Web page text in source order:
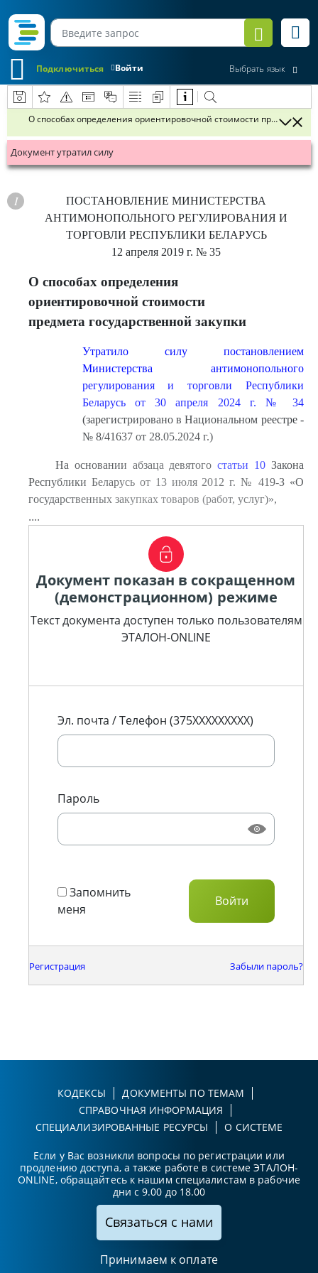
Войти
Подключиться Выбрать язык
О способах определения ориентировочной стоимости предмета
Документ утратил силу
ПОСТАНОВЛЕНИЕ МИНИСТЕРСТВА
АНТИМОНОПОЛЬНОГО РЕГУЛИРОВАНИЯ И
ТОРГОВЛИ РЕСПУБЛИКИ БЕЛАРУСЬ
12 апреля 2019 г. № 35
О способах определения
ориентировочной стоимости
предмета государственной закупки
Утратило силу постановлением
Министерства антимонопольного
регулирования и торговли Республики
Беларусь от 30 апреля 2024 г. № 34
(зарегистрировано в Национальном реестре -
№ 8/41637 от 28.05.2024 г.)
На основании абзаца девятогостатьи 10 Закона
Республики Беларусь от 13 июля 2012 г. № 419-З «О
государственных закупках товаров (работ, услуг)»,
....
Документ показан в сокращенном
(демонстрационном) режиме
Текст документа доступен только пользователям
ЭТАЛОН-ONLINE
Эл. почта / Телефон (375XXXXXXXXX)
Пароль
Запомнить
меня
Регистрация Забыли пароль?
КОДЕКСЫ
ДОКУМЕНТЫ ПО ТЕМАМ
СПРАВОЧНАЯ ИНФОРМАЦИЯ
СПЕЦИАЛИЗИРОВАННЫЕ РЕСУРСЫ
О СИСТЕМЕ
Если у Вас возникли вопросы по регистрации или
продлению доступа, а также работе в системе ЭТАЛОН-
ONLINE, обращайтесь к нашим специалистам в рабочие
дни с 9.00 до 18.00
Связаться с нами
Принимаем к оплате